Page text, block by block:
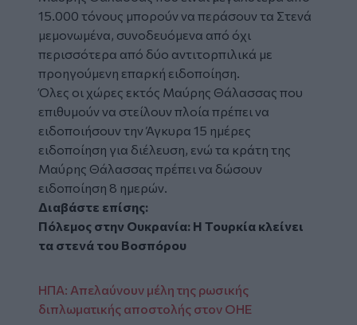
15.000 τόνους μπορούν να περάσουν τα Στενά
μεμονωμένα, συνοδευόμενα από όχι
περισσότερα από δύο αντιτορπιλικά με
προηγούμενη επαρκή ειδοποίηση.
Όλες οι χώρες εκτός Μαύρης Θάλασσας που
επιθυμούν να στείλουν πλοία πρέπει να
ειδοποιήσουν την Άγκυρα 15 ημέρες
ειδοποίηση για διέλευση, ενώ τα κράτη της
Μαύρης Θάλασσας πρέπει να δώσουν
ειδοποίηση 8 ημερών.
Διαβάστε επίσης:
Πόλεμος στην Ουκρανία: Η Τουρκία κλείνει
τα στενά του Βοσπόρου
ΗΠΑ: Απελαύνουν μέλη της ρωσικής
διπλωματικής αποστολής στον ΟΗΕ